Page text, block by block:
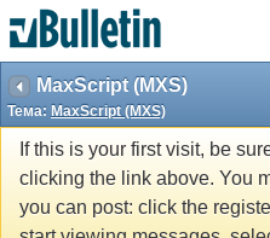
MaxScript (MXS)
Тема: MaxScript (MXS)
If this is your first visit, be
clicking the link above. You
you can post: click the